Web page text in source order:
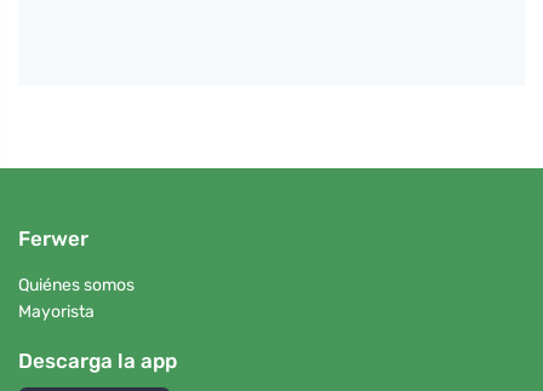
Ferwer
Quiénes somos
Mayorista
Descarga la app